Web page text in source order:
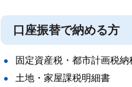
口座振替で納める方
固定資産税・都市計画税
土地・家屋課税明細書